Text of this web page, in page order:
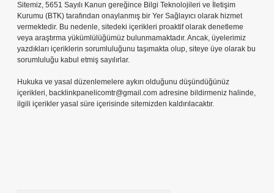
Sitemiz, 5651 Sayılı Kanun gereğince Bilgi Teknolojileri ve İletişim
Kurumu (BTK) tarafından onaylanmış bir Yer Sağlayıcı olarak hizmet
vermektedir. Bu nedenle, sitedeki içerikleri proaktif olarak denetleme
veya araştırma yükümlülüğümüz bulunmamaktadır. Ancak, üyelerimiz
yazdıkları içeriklerin sorumluluğunu taşımakta olup, siteye üye olarak bu
sorumluluğu kabul etmiş sayılırlar.
Hukuka ve yasal düzenlemelere aykırı olduğunu düşündüğünüz
içerikleri, backlinkpanelicomtr@gmail.com adresine bildirmeniz halinde,
ilgili içerikler yasal süre içerisinde sitemizden kaldırılacaktır.